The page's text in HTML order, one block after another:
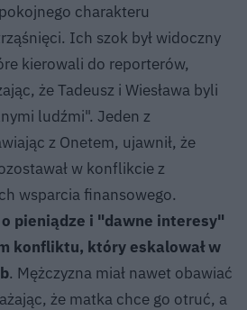
charakteru
Ich szok był widoczny
kierowali do reporterów,
że Tadeusz i Wiesława byli
ludźmi". Jeden z
z Onetem, ujawnił, że
w konflikcie z
wsparcia finansowego.
pieniądze i "dawne interesy"
konfliktu, który eskalował w
. Mężczyzna miał nawet obawiać
że matka chce go otruć, a